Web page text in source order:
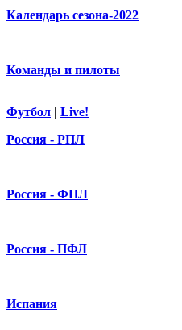
Календарь сезона-2022
Команды и пилоты
Футбол | Live!
Россия - РПЛ
Россия - ФНЛ
Россия - ПФЛ
Испания